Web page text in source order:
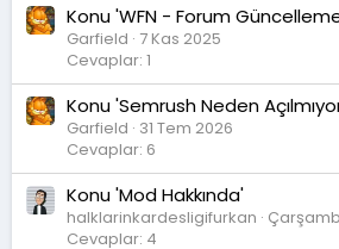
Konu 'WFN - Forum
Garfield 7 Kas 2025
Cevaplar: 1
Konu 'Semrush Neden
Garfield 31 Tem 2026
Cevaplar: 6
Konu 'Mod Hakkında'
halklarinkardesligifurkan
Cevaplar: 4